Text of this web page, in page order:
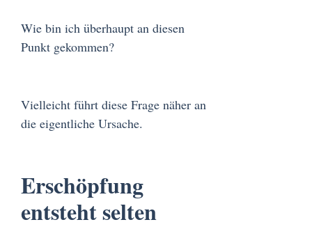
Wie bin ich überhaupt an diesen
Punkt gekommen?
Vielleicht führt diese Frage näher an
die eigentliche Ursache.
Erschöpfung
entsteht selten